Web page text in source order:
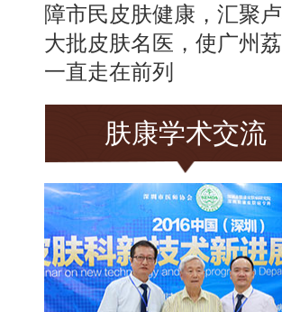
障市民皮肤健康，汇聚
大批皮肤名医，使广州
一直走在前列
肤康学术交流